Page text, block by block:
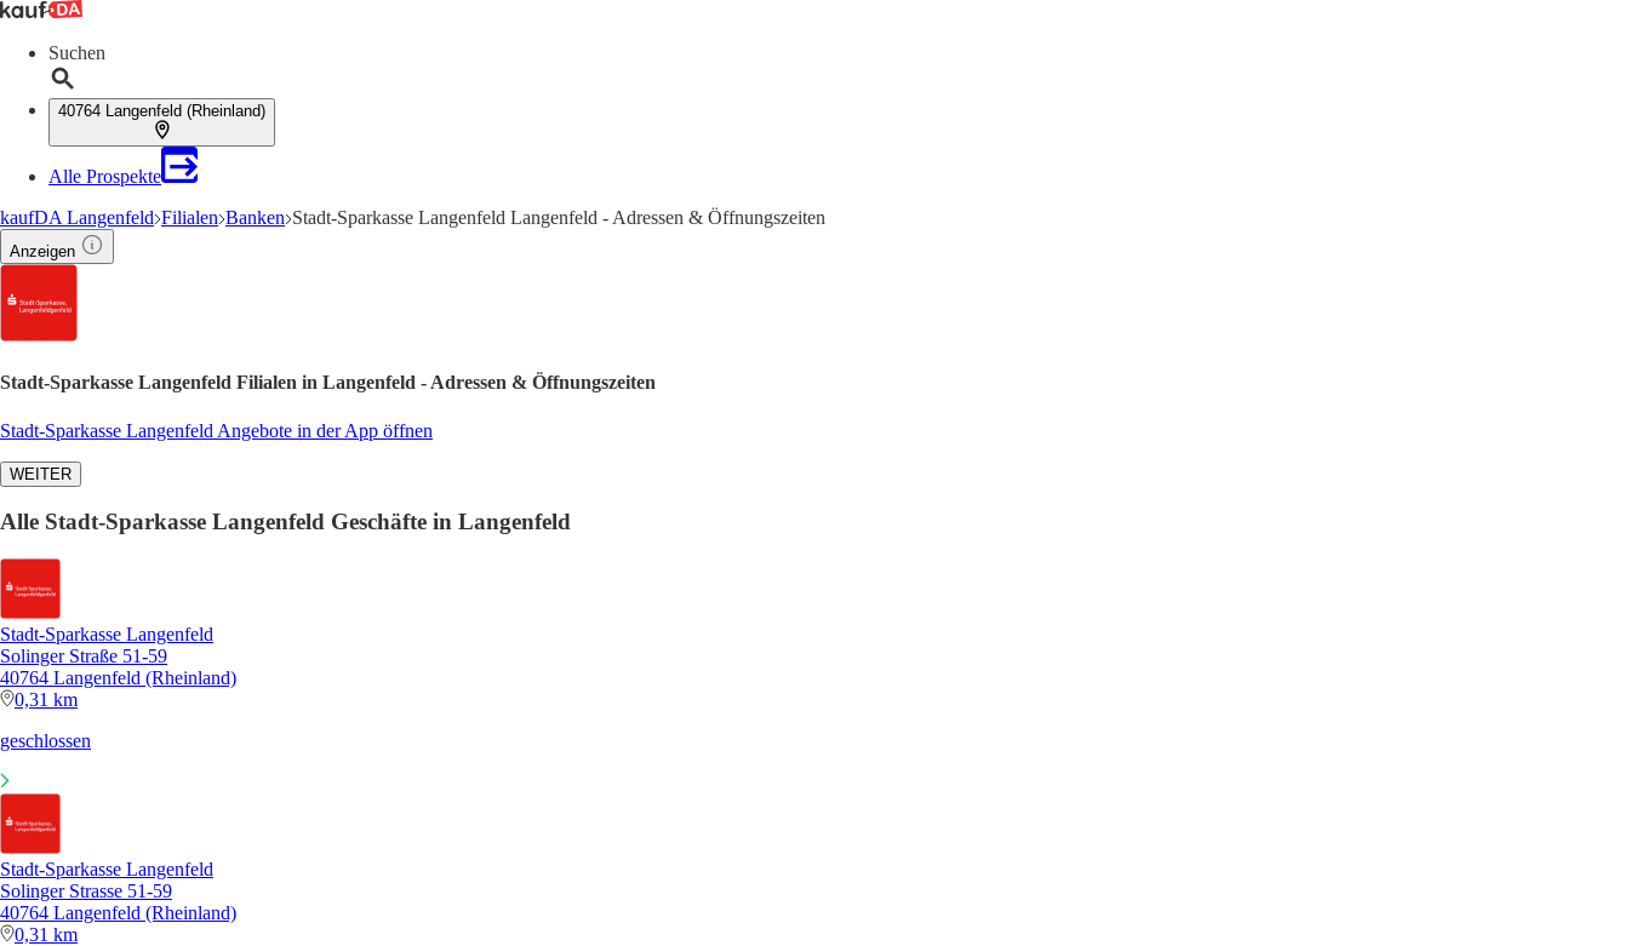
Suchen
40764 Langenfeld (Rheinland)
Alle Prospekte
kaufDA Langenfeld Filialen Banken Stadt-Sparkasse Langenfeld Langenfeld - Adressen & Öffnungszeiten
Anzeigen
Stadt-Sparkasse Langenfeld Filialen in Langenfeld - Adressen & Öffnungszeiten
Stadt-Sparkasse Langenfeld Angebote in der App öffnen
WEITER
Alle Stadt-Sparkasse Langenfeld Geschäfte in Langenfeld
Stadt-Sparkasse Langenfeld
Solinger Straße 51-59
40764 Langenfeld (Rheinland)
0,31 km
geschlossen
Stadt-Sparkasse Langenfeld
Solinger Strasse 51-59
40764 Langenfeld (Rheinland)
0,31 km